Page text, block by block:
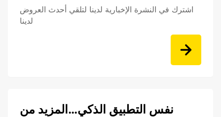
اشترك في النشرة الإخبارية لدينا لتلقي أحدث العروض
لدينا
نفس التطبيق الذكي…المزيد من